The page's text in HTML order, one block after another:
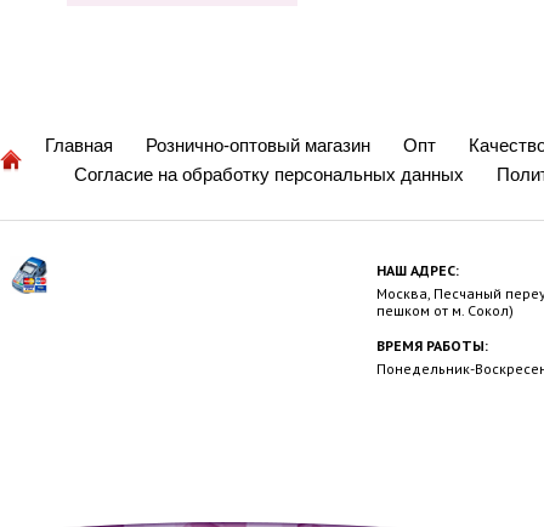
Главная Рознично-оптовый магазин Опт
Согласие на обработку персональных данных
НАШ АДРЕС:
Москва, Песчаный
пешком от м. Сокол)
ВРЕМЯ РАБОТЫ:
Понедельник-